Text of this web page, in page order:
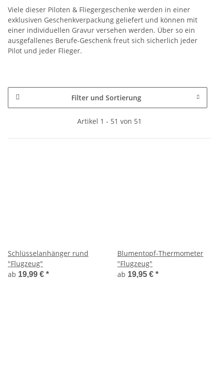
Viele dieser Piloten & Fliegergeschenke werden in einer
exklusiven Geschenkverpackung geliefert und können mit
einer individuellen Gravur versehen werden. Über so ein
ausgefallenes Berufe-Geschenk freut sich sicherlich jeder
Pilot und jeder Flieger.
Filter und Sortierung
Artikel 1 - 51 von 51
Schlüsselanhänger rund
"Flugzeug"
ab 19,99 € *
Blumentopf-Thermometer
"Flugzeug"
ab 19,95 € *